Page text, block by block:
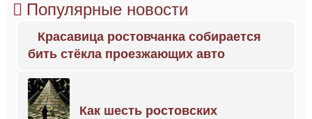
Популярные новости
Красавица ростовчанка собирается
бить стёкла проезжающих авто
Как шесть ростовских